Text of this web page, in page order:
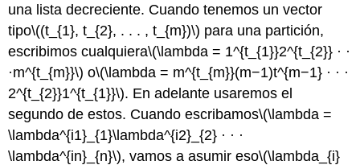
una lista decreciente. Cuando tenemos un vector
tipo\((t_{1}, t_{2}, . . . , t_{m})\) para una partición,
escribimos cualquiera\(\lambda = 1^{t_{1}}2^{t_{2}} · ·
·m^{t_{m}}\) o\(\lambda = m^{t_{m}}(m−1)t^{m−1} · · ·
2^{t_{2}}1^{t_{1}}\). En adelante usaremos el
segundo de estos. Cuando escribamos\(\lambda =
\lambda^{i1}_{1}\lambda^{i2}_{2} · · ·
\lambda^{in}_{n}\), vamos a asumir eso\(\lambda_{i}